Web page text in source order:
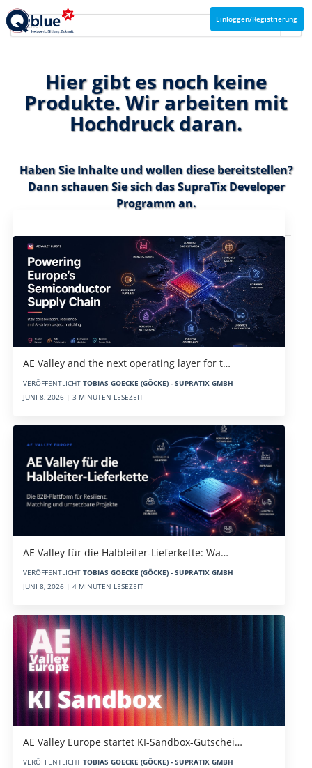
Einloggen/Registrierung
Hier gibt es noch keine
Produkte. Wir arbeiten mit
Hochdruck daran.
Haben Sie Inhalte und wollen diese bereitstellen?
Dann schauen Sie sich dasSupraTix Developer
Programman.
AE Valley and the next operating layer for t…
VERÖFFENTLICHT TOBIAS GOECKE (GÖCKE) - SUPRATIX GMBH
JUNI 8, 2026 | 3 MINUTEN LESEZEIT
AE Valley für die Halbleiter-Lieferkette: Wa…
VERÖFFENTLICHT TOBIAS GOECKE (GÖCKE) - SUPRATIX GMBH
JUNI 8, 2026 | 4 MINUTEN LESEZEIT
AE Valley Europe startet KI-Sandbox-Gutschei…
VERÖFFENTLICHT TOBIAS GOECKE (GÖCKE) - SUPRATIX GMBH